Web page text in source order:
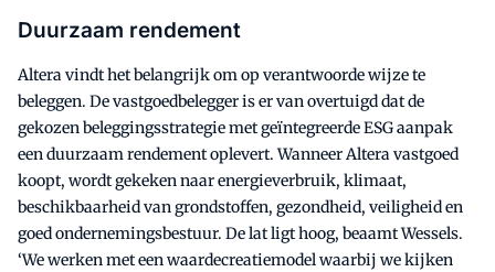
Duurzaam rendement
Altera vindt het belangrijk om op verantwoorde wijze te
beleggen. De vastgoedbelegger is er van overtuigd dat de
gekozen beleggingsstrategie met geïntegreerde ESG aanpak
een duurzaam rendement oplevert. Wanneer Altera vastgoed
koopt, wordt gekeken naar energieverbruik, klimaat,
beschikbaarheid van grondstoffen, gezondheid, veiligheid en
goed ondernemingsbestuur. De lat ligt hoog, beaamt Wessels.
‘We werken met een waardecreatiemodel waarbij we kijken